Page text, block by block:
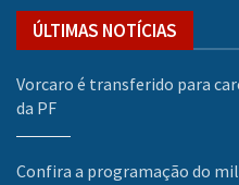
ÚLTIMAS NOTÍCIAS
Vorcaro é transferido para
da PF
Confira a programação do